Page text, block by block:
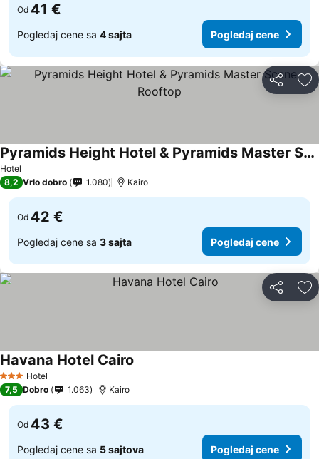
Od 41 €
Pogledaj cene sa 4 sajta Pogledaj cene
Deli
Hotel
Pyramids Height Hotel & Pyramids Master Scene Rooftop
Pogledaj cene
8,2 Vrlo dobro 1.080 Kairo
Od 42 €
Pogledaj cene sa 3 sajta Pogledaj cene
Deli
3 Zvezdice
Hotel
Havana Hotel Cairo
7,5 Dobro 1.063 Kairo
Od 43 €
Pogledaj cene sa 5 sajtova Pogledaj cene